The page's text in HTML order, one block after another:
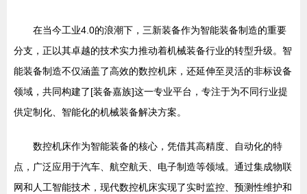
在当今工业4.0的浪潮下，三新装备作为智能装备制造的重要
分支，正以其卓越的技术实力推动着机械装备行业的转型升级。智
能装备制造不仅涵盖了高效的数控机床，还延伸至灵活的非标设备
领域，共同构建了[装备嘉族]这一专业平台，专注于为不同行业提
供定制化、智能化的机械装备解决方案。
数控机床作为智能装备的核心，凭借其高精度、自动化的特
点，广泛应用于汽车、航空航天、电子制造等领域。通过集成物联
网和人工智能技术，现代数控机床实现了实时监控、预测性维护和